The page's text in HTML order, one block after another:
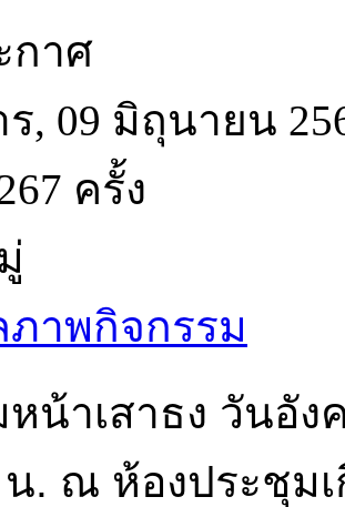
กาศ
, 09 มิถุนายน
ครั้ง
ภาพกิจกรรม
น้าเสาธง วันอัง
น. ณ ห้องประชุม